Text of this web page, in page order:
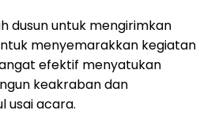
dusun untuk mengirimkan
menyemarakkan kegiatan
efektif menyatukan
keakraban dan
usai acara.